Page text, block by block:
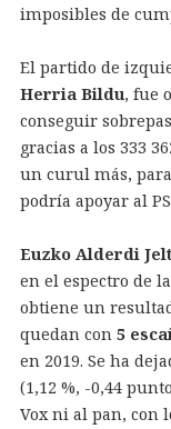
imposibles de
El partido de
Herria Bildu, fue
conseguir
gracias a los 333
un curul más,
podría apoyar al
Euzko Alderdi
en el espectro de
obtiene un
quedan con 5
en 2019. Se ha
(1,12 %, -0,44
Vox ni al pan, con